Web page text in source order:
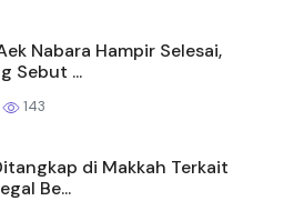
Nabara Hampir Selesai,
Sebut ...
143
di Makkah Terkait
Be...